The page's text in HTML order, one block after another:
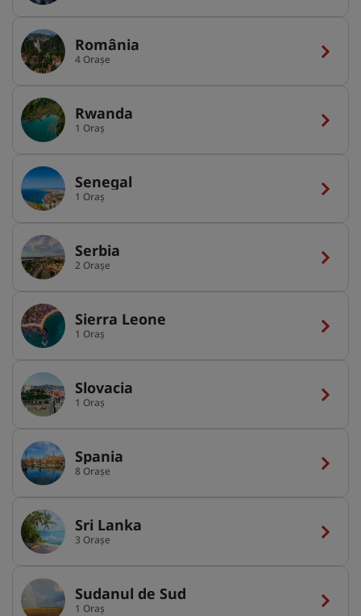
România
4 Orașe
Rwanda
1 Oraș
Senegal
1 Oraș
Serbia
2 Orașe
Sierra Leone
1 Oraș
Slovacia
1 Oraș
Spania
8 Orașe
Sri Lanka
3 Orașe
Sudanul de Sud
1 Oraș